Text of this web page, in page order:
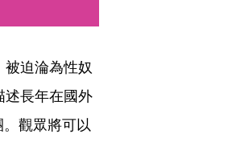
迫淪為性奴
述長年在國外
觀眾將可以